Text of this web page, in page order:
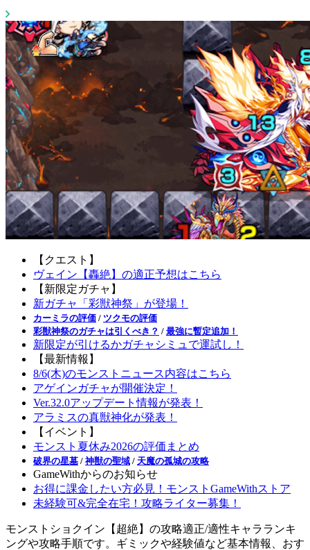
【クエスト】
ヴェイン【轟絶】の適正予想はこちら
【新限定ガチャ】
新ガチャ「彩獣神祭」が登場！
カーミラの評価 / ツクモの評価
彩獣神祭のガチャは引くべき？ / 最強に暫定追加！
新限定が引けるかガチャシミュで運試し！
【最新情報】
8/6(木)のモンストニュース内容はこちら
アゲインガチャが開催決定！
Ver.32.0アップデート情報が発表！
アラミスの真獣神化が発表！
【イベント】
モンスト夏休み2026の評価まとめ
破界の星墓 / 神獣の聖域 / 天魔の孤城の攻略
GameWithからのお知らせ
お得に課金したい方必見！モンストGameWithストア
未経験可&完全在宅！攻略ライター募集！
モンストショクイン【超絶】の攻略適正/適性キャラランキ
ングや攻略手順です。ギミックや経験値など基本情報、おす